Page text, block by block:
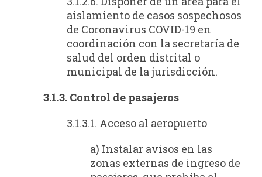
aislamiento de casos sospechosos
de Coronavirus COVID-19 en
coordinación con la secretaría de
salud del orden distrital o
municipal de la jurisdicción.
3.1.3. Control de pasajeros
3.1.3.1. Acceso al aeropuerto
a) Instalar avisos en las
zonas externas de ingreso de